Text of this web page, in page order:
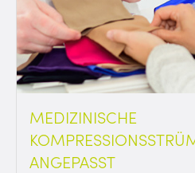
MEDIZINISCHE
ANGEPASST